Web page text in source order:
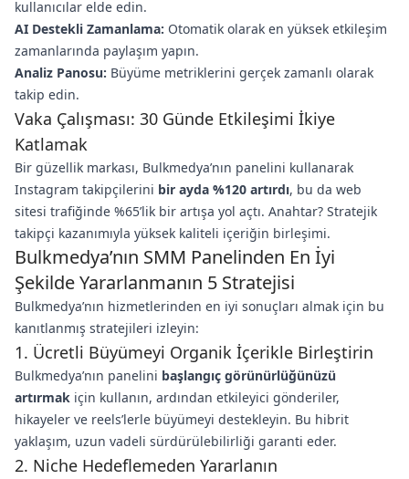
kullanıcılar elde edin.
AI Destekli Zamanlama: Otomatik olarak en yüksek etkileşim
zamanlarında paylaşım yapın.
Analiz Panosu: Büyüme metriklerini gerçek zamanlı olarak
takip edin.
Vaka Çalışması: 30 Günde Etkileşimi İkiye
Katlamak
Bir güzellik markası, Bulkmedya’nın panelini kullanarak
Instagram takipçilerini bir ayda %120 artırdı, bu da web
sitesi trafiğinde %65’lik bir artışa yol açtı. Anahtar? Stratejik
takipçi kazanımıyla yüksek kaliteli içeriğin birleşimi.
Bulkmedya’nın SMM Panelinden En İyi
Şekilde Yararlanmanın 5 Stratejisi
Bulkmedya’nın hizmetlerinden en iyi sonuçları almak için bu
kanıtlanmış stratejileri izleyin:
1. Ücretli Büyümeyi Organik İçerikle Birleştirin
Bulkmedya’nın panelini başlangıç görünürlüğünüzü
artırmak için kullanın, ardından etkileyici gönderiler,
hikayeler ve reels’lerle büyümeyi destekleyin. Bu hibrit
yaklaşım, uzun vadeli sürdürülebilirliği garanti eder.
2. Niche Hedeflemeden Yararlanın